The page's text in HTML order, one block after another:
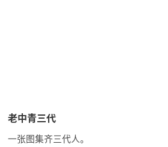
老中青三代
一张图集齐三代人。